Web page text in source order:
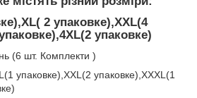
2 упаковке),XXL(4
упаковке)
(6 шт. Комплекти )
упаковке),XXXL(1